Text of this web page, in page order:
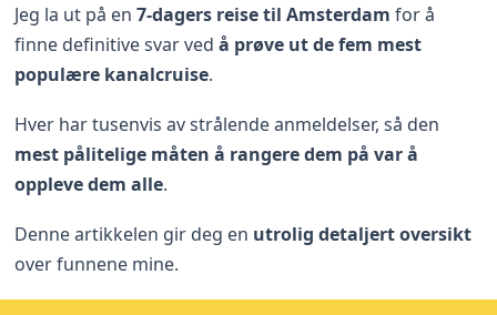
Jeg la ut på en7-dagers reise til Amsterdam for å
finne definitive svar vedå prøve ut de fem mest
populære kanalcruise.
Hver har tusenvis av strålende anmeldelser, så den
mest pålitelige måten å rangere dem på var å
oppleve dem alle.
Denne artikkelen gir deg en utrolig detaljert oversikt
over funnene mine.